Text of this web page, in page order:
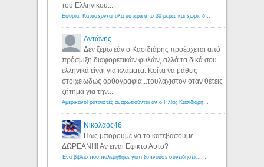
του Ελληνικου...
Εφορία: Κατάσχονται όλα ύστερα από 30 μέρες και χωρίς δικαστικές αποφάσεις - Λόγιος Ερμής
Αντώνης
Δεν ξέρω εάν ο Κασιδιάρης προέρχεται από
πρόσμιξη διαφορετικών φυλών, αλλά τα δικά σου
ελληνικά είναι για κλάματα. Κοίτα να μάθεις
στοιχειωδώς ορθογραφία...τουλάχιστον όταν θέτεις
ζήτημα για την...
Αμερικανοί ρατσιστές αναρωτιούνται αν ο Ηλίας Κασιδιάρης ανήκει στη λευκή φυλή... - Λόγιος Ερμής
Νικολαος46
Πως μπορουμε να το κατεβασουμε
ΔΩΡΕΑΝ!!!! Αν ειναι Εφικτο Αυτο?
Ένα βιβλίο που πολεμήθηκε γιατί ξυπνούσε συνειδήσεις... - Λόγιος Ερμής | Η γνώση ξεκινάει με την αναζήτηση...